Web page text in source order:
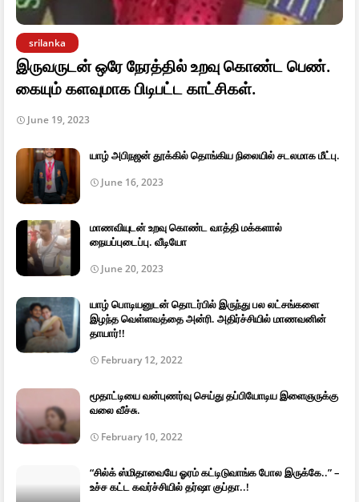
srilanka
இருவருடன் ஒரே நேரத்தில் உறவு கொண்ட பெண்.
கையும் களவுமாக பிடிபட்ட காட்சிகள்.
June 19, 2023
யாழ் அபிநஜன் தூக்கில் தொங்கிய நிலையில் சடலமாக மீட்பு.
June 16, 2023
மாணவியுடன் உறவு கொண்ட வாத்தி மக்களால்
நையப்புடைப்பு. வீடியோ
June 20, 2023
யாழ் பொடியனுடன் தொடர்பில் இருந்து பல லட்சங்களை
இழந்த வெள்ளவத்தை அன்ரி. அதிர்ச்சியில் மாணவனின்
தாயார்!!
February 12, 2022
மூதாட்டியை வன்புணர்வு செய்து தப்பியோடிய இளைஞருக்கு
வலை வீச்சு.
February 10, 2022
“சில்க் ஸ்மிதாவையே ஓரம் கட்டிடுவாங்க போல இருக்கே..” –
உச்ச கட்ட கவர்ச்சியில் தர்ஷா குப்தா..!